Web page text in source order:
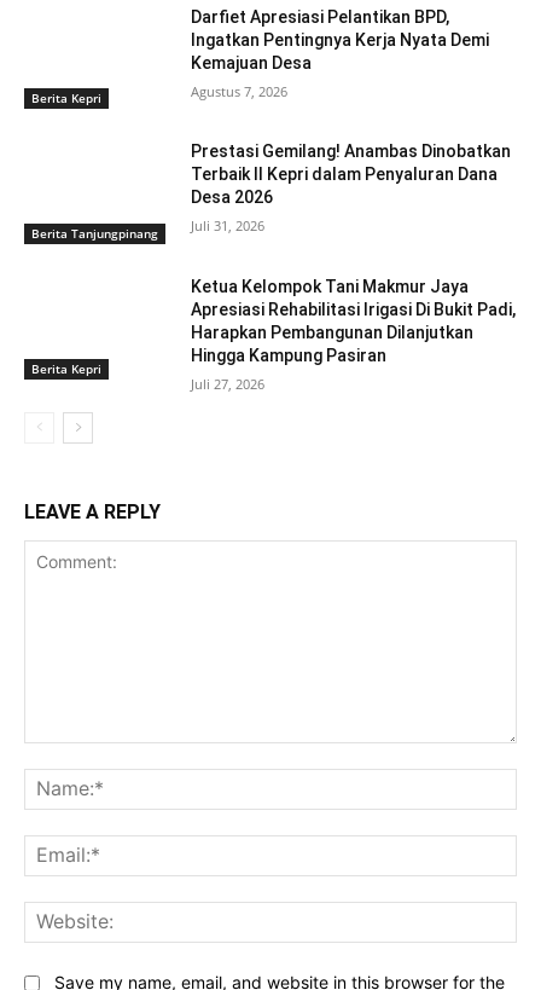
Berita Kepri
Darfiet Apresiasi Pelantikan BPD,
Ingatkan Pentingnya Kerja Nyata Demi
Kemajuan Desa
Agustus 7, 2026
Berita Tanjungpinang
Prestasi Gemilang! Anambas Dinobatkan
Terbaik II Kepri dalam Penyaluran Dana
Desa 2026
Juli 31, 2026
Berita Kepri
Ketua Kelompok Tani Makmur Jaya
Apresiasi Rehabilitasi Irigasi Di Bukit Padi,
Harapkan Pembangunan Dilanjutkan
Hingga Kampung Pasiran ‎
Juli 27, 2026
LEAVE A REPLY
Save my name, email, and website in this browser for the